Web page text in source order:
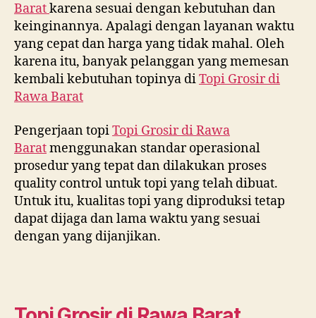
Baratkarena sesuai dengan kebutuhan dan
keinginannya. Apalagi dengan layanan waktu
yang cepat dan harga yang tidak mahal. Oleh
karena itu, banyak pelanggan yang memesan
kembali kebutuhan topinya diTopi Grosir di
Rawa Barat
Pengerjaan topiTopi Grosir diRawa
Baratmenggunakan standar operasional
prosedur yang tepat dan dilakukan proses
quality control untuk topi yang telah dibuat.
Untuk itu, kualitas topi yang diproduksi tetap
dapat dijaga dan lama waktu yang sesuai
dengan yang dijanjikan.